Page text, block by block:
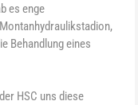
es enge
Behandlung eines
HSC uns diese